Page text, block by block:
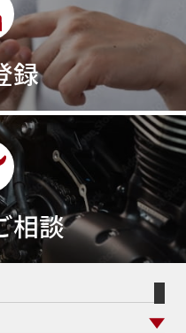
パニア
400X ABS400cc
メリカン
ｃモタード
4ストローク
円 500cc
50cc
Anniversary
念モデル50周年
シリーズ
5バルブ5月600cc
録
相談